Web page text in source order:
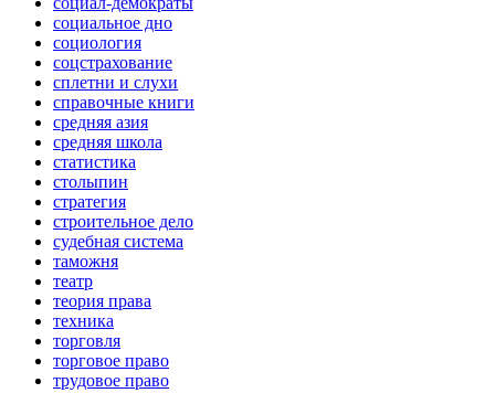
социальное дно
социология
соцстрахование
сплетни и слухи
справочные книги
средняя азия
средняя школа
статистика
столыпин
стратегия
строительное дело
судебная система
таможня
театр
теория права
техника
торговля
торговое право
трудовое право